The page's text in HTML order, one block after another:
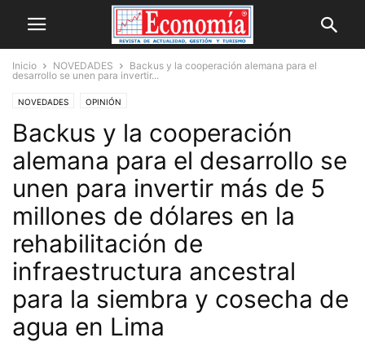
Inicio NOVEDADES
Backus y la cooperación alemana para el
desarrollo se unen para invertir...
NOVEDADES OPINIÓN
Backus y la cooperación
alemana para el desarrollo se
unen para invertir más de 5
millones de dólares en la
rehabilitación de
infraestructura ancestral
para la siembra y cosecha de
agua en Lima